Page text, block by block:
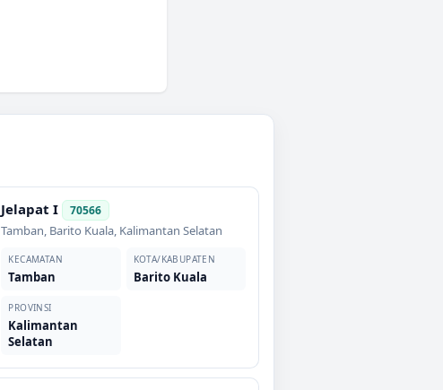
Jelapat I 70566
Tamban, Barito Kuala, Kalimantan Selatan
KECAMATAN
Tamban
KOTA/KABUPATEN
Barito Kuala
PROVINSI
Kalimantan
Selatan